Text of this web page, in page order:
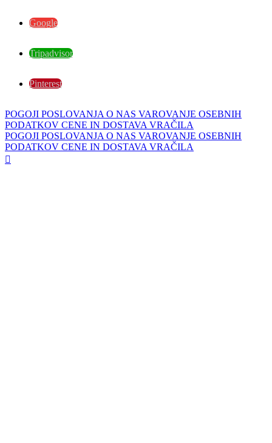
Google
Tripadvisor
Pinterest
POGOJI POSLOVANJA O NAS VAROVANJE OSEBNIH
PODATKOV CENE IN DOSTAVA VRAČILA
POGOJI POSLOVANJA O NAS VAROVANJE OSEBNIH
PODATKOV CENE IN DOSTAVA VRAČILA
